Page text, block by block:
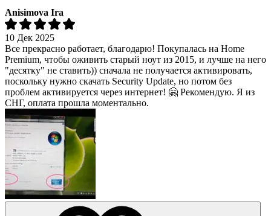
Anisimova Ira
10 Дек 2025
Все прекрасно работает, благодарю! Покупалась на Home
Premium, чтобы оживить старый ноут из 2015, и лучше на него
"десятку" не ставить)) сначала не получается активировать,
поскольку нужно скачать Security Update, но потом без
проблем активируется через интернет! 🤗 Рекомендую. Я из
СНГ, оплата прошла моментально.